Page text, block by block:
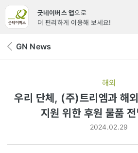
굿네이버스 앱으로
더 편리하게 이용해 보세요!
뒤 GN News
해외
우리 단체, (주)트리엠과 해
지원 위한 후원 물품
2024.02.29